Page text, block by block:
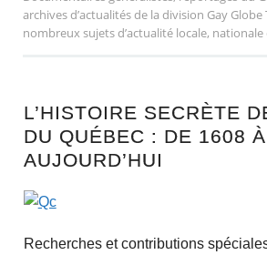
archives d’actualités de la division Gay
nombreux sujets d’actualité locale,
L’HISTOIRE SECRÈTE
DU QUÉBEC : DE 1608 À
AUJOURD’HUI
Recherches et contributions